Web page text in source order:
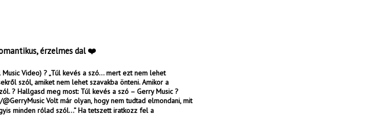
érzelmes dal ❤️
Video) ? „Túl kevés a szó… mert ezt nem lehet
szól, amiket nem lehet szavakba önteni. Amikor a
? Hallgasd meg most: Túl kevés a szó – Gerry Music ?
Volt már olyan, hogy nem tudtad elmondani, mit
minden rólad szól…” Ha tetszett iratkozz fel a